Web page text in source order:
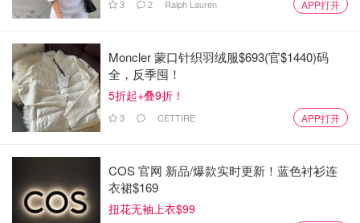
Top3 海岛：斐济 Fiji
全球10大最适合蜜月旅行的绝美海岛之一，主岛、外岛双玩
法，外岛是类似马代的一岛一酒店模式，可以根据个人喜好
选择适合的酒店。
3 2 Ralph Lauren APP打开
Moncler 蒙口针织羽绒服$693(官$1440)码
全，反季囤！
5折起+叠9折！
3 CETTIRE APP打开
COS 官网 新品/爆款实时更新！蓝色衬衫连
衣裙$169
扭花无袖上衣$99